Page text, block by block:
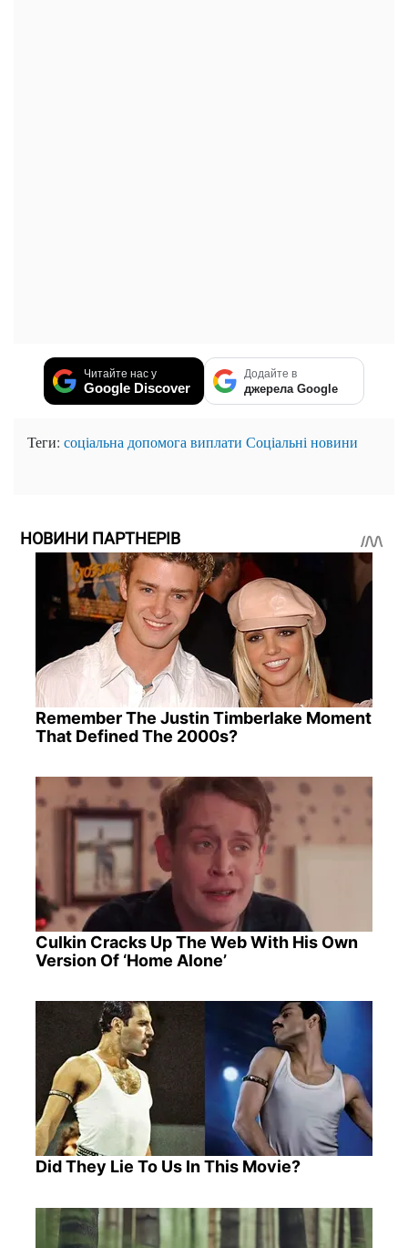
Читайте нас у
Google Discover
Додайте в
джерела Google
Теги: соціальна допомога виплати Соціальні новини
НОВИНИ ПАРТНЕРІВ
Remember The Justin Timberlake Moment
That Defined The 2000s?
Culkin Cracks Up The Web With His Own
Version Of ‘Home Alone’
Did They Lie To Us In This Movie?